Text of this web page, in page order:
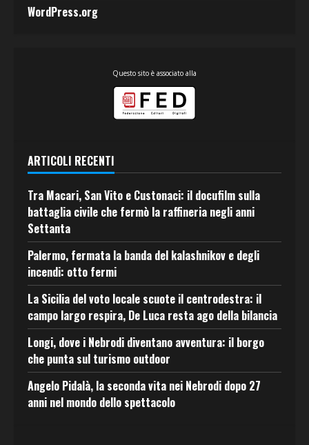
WordPress.org
Questo sito è associato alla
ARTICOLI RECENTI
Tra Macari, San Vito e Custonaci: il docufilm sulla
battaglia civile che fermò la raffineria negli anni
Settanta
Palermo, fermata la banda del kalashnikov e degli
incendi: otto fermi
La Sicilia del voto locale scuote il centrodestra: il
campo largo respira, De Luca resta ago della bilancia
Longi, dove i Nebrodi diventano avventura: il borgo
che punta sul turismo outdoor
Angelo Pidalà, la seconda vita nei Nebrodi dopo 27
anni nel mondo dello spettacolo